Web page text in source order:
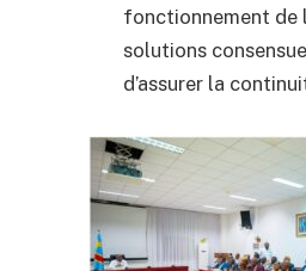
fonctionnement de
solutions
d’assurer la